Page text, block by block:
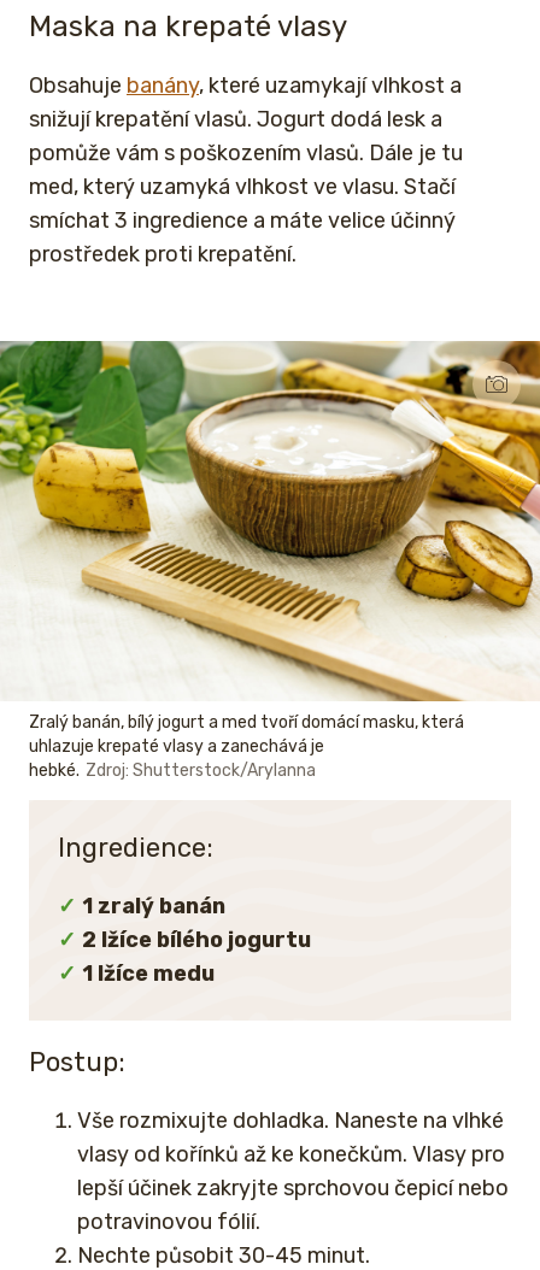
Maska na krepaté vlasy
Obsahuje banány, které uzamykají vlhkost a
snižují krepatění vlasů. Jogurt dodá lesk a
pomůže vám s poškozením vlasů. Dále je tu
med, který uzamyká vlhkost ve vlasu. Stačí
smíchat 3 ingredience a máte velice účinný
prostředek proti krepatění.
Zralý banán, bílý jogurt a med tvoří domácí masku, která
uhlazuje krepaté vlasy a zanechává je
hebké. Zdroj: Shutterstock/Arylanna
Ingredience:
1 zralý banán
2 lžíce bílého jogurtu
1 lžíce medu
Postup:
Vše rozmixujte dohladka. Naneste na vlhké
vlasy od kořínků až ke konečkům. Vlasy pro
lepší účinek zakryjte sprchovou čepicí nebo
potravinovou fólií.
Nechte působit 30-45 minut.